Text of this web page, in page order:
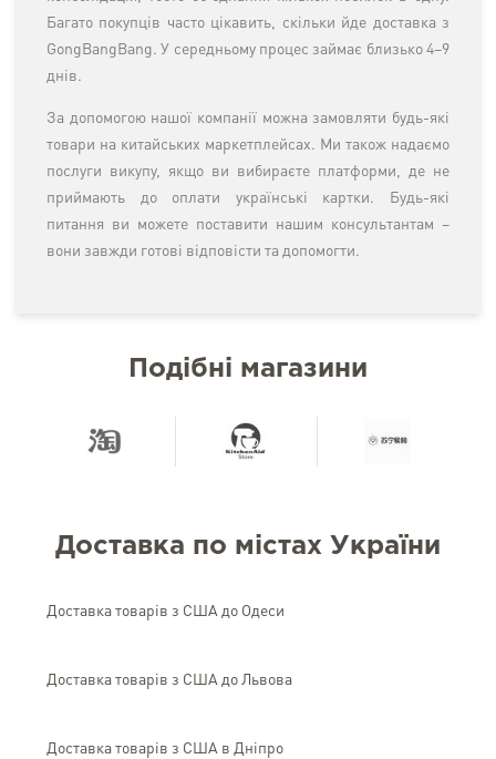
Багато покупців часто цікавить, скільки йде доставка з
GongBangBang. У середньому процес займає близько 4–9
днів.
За допомогою нашої компанії можна замовляти будь-які
товари на китайських маркетплейсах. Ми також надаємо
послуги викупу, якщо ви вибираєте платформи, де не
приймають до оплати українські картки. Будь-які
питання ви можете поставити нашим консультантам –
вони завжди готові відповісти та допомогти.
Подібні магазини
Доставка по містах України
Доставка товарів з США до Одеси
Доставка товарів з США до Львова
Доставка товарів з США в Дніпро